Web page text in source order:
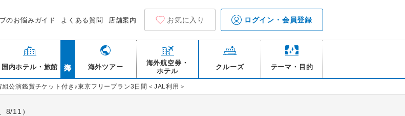
のお悩みガイド よくある質問 店舗案内 お気に入り ログイン・会員登録
国内ホテル・旅館 海外ツアー
海外航空券・
ホテル
クルーズ テーマ・目的
公演鑑賞チケット付き♪東京フリープラン3日間＜JAL利用＞
8/11）